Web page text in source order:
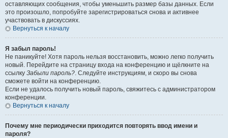
оставляющих сообщения, чтобы уменьшить размер базы данных. Если
это произошло, попробуйте зарегистрироваться снова и активнее
участвовать в дискуссиях.
Вернуться к началу
Я забыл пароль!
Не паникуйте! Хотя пароль нельзя восстановить, можно легко получить
новый. Перейдите на страницу входа на конференцию и щёлкните на
ссылку Забыли пароль?. Следуйте инструкциям, и скоро вы снова
сможете войти на конференцию.
Если не удалось получить новый пароль, свяжитесь с администратором
конференции.
Вернуться к началу
Почему мне периодически приходится повторять ввод имени и
пароля?